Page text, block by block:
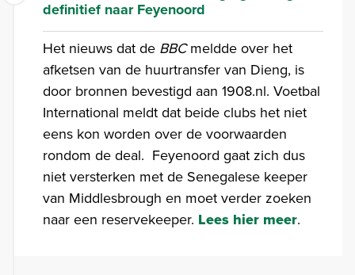
definitief naar Feyenoord
Het nieuws dat de BBCmeldde over het
afketsen van de huurtransfer van Dieng, is
door bronnen bevestigd aan 1908.nl. Voetbal
International meldt dat beide clubs het niet
eens kon worden over de voorwaarden
rondom de deal. Feyenoord gaat zich dus
niet versterken met de Senegalese keeper
van Middlesbrough en moet verder zoeken
naar een reservekeeper. Lees hier meer.